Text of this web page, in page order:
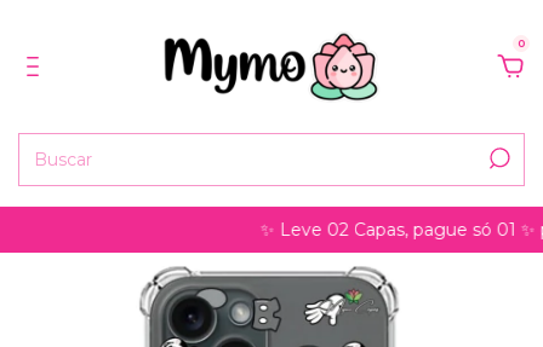
0
✨ Leve 02 Capas, pague só 01 ✨